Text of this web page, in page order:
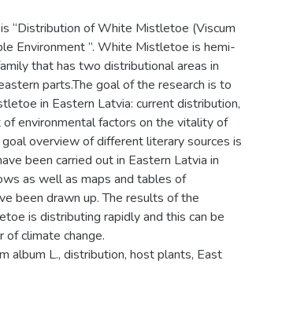
“Distribution of White Mistletoe (Viscum
Environment ”. White Mistletoe is hemi-
that has two distributional areas in
parts.The goal of the research is to
in Eastern Latvia: current distribution,
environmental factors on the vitality of
overview of different literary sources is
been carried out in Eastern Latvia in
as well as maps and tables of
been drawn up. The results of the
is distributing rapidly and this can be
of climate change.
album L., distribution, host plants, East